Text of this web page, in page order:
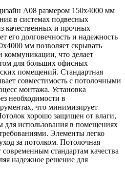
А08 размером 150х4000 мм
в системах подвесных
качественных и прочных
его долговечность и надежность
мм позволяет скрывать
коммуникации, что делает
для больших офисных
помещений. Стандартная
совместимость с потолочными
монтажа. Установка
необходимости в
что минимизирует
хорошо защищен от влаги,
для использования в помещениях
Элементы легко
за потолком. Потолочная
современным стандартам качества
надежное решение для